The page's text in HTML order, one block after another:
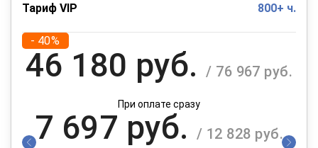
Тариф VIP 800+ ч.
- 40%
46 180 руб. / 76 967 руб.
При оплате сразу
7 697 руб. / 12 828 руб.